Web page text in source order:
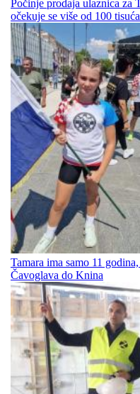
Počinje prodaja ulaznica za
očekuje se više od 100
Tamara ima samo 11
Čavoglava do Knina